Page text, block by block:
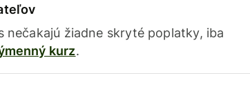
nečakajú žiadne skryté poplatky, iba
kurz.